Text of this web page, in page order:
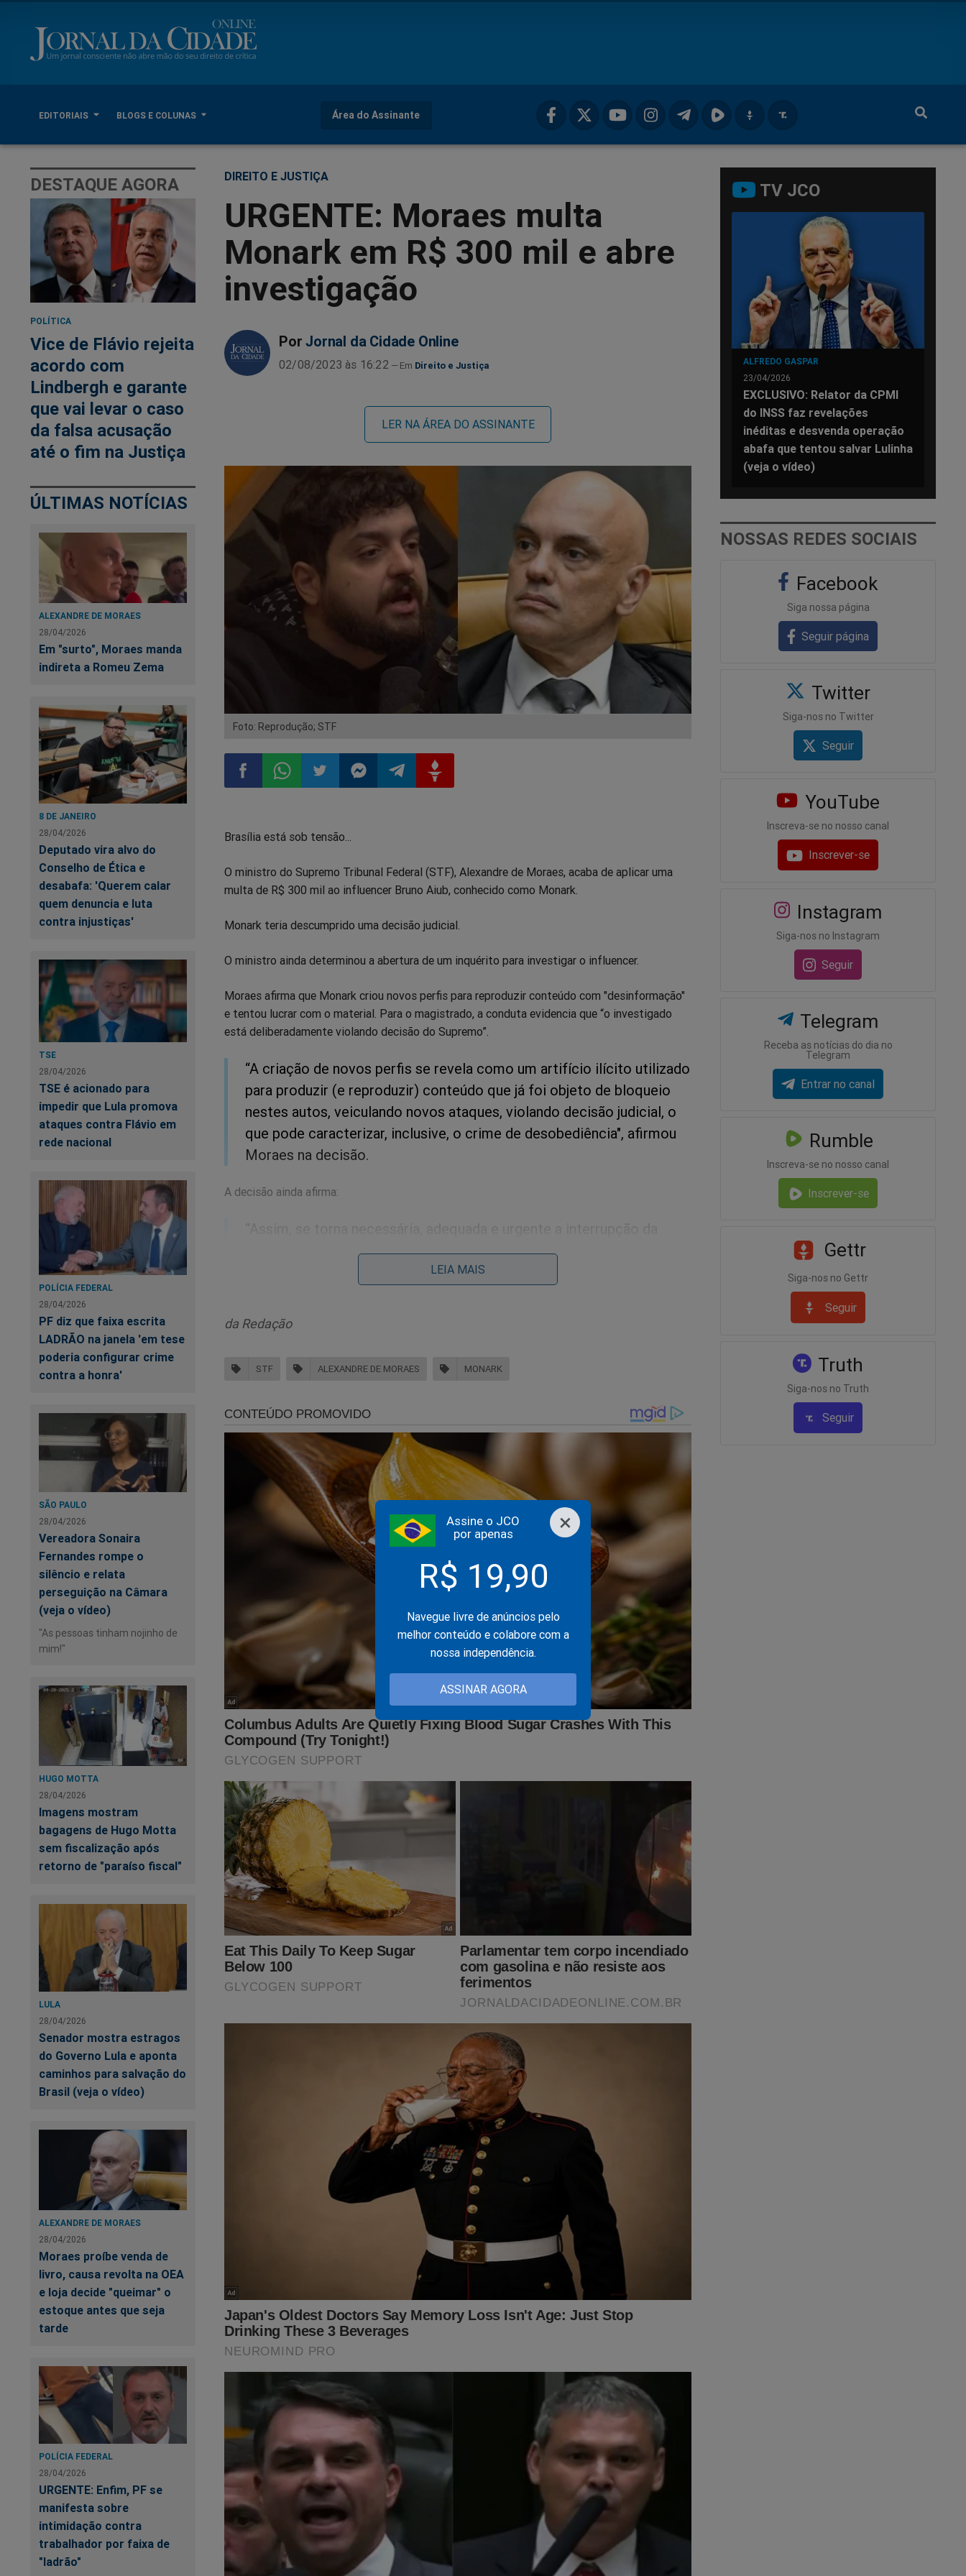
EDITORIAIS BLOGS E COLUNAS Área do Assinante
×
Assine o JCO
por apenas
R$ 19,90
Navegue livre de anúncios pelo
melhor conteúdo e colabore com a
nossa independência.
ASSINAR AGORA
DESTAQUE AGORA
POLÍTICA
Vice de Flávio rejeita
acordo com
Lindbergh e garante
que vai levar o caso
da falsa acusação
até o fim na Justiça
ÚLTIMAS NOTÍCIAS
ALEXANDRE DE MORAES
28/04/2026
Em "surto", Moraes manda
indireta a Romeu Zema
8 DE JANEIRO
28/04/2026
Deputado vira alvo do
Conselho de Ética e
desabafa: 'Querem calar
quem denuncia e luta
contra injustiças'
TSE
28/04/2026
TSE é acionado para
impedir que Lula promova
ataques contra Flávio em
rede nacional
POLÍCIA FEDERAL
28/04/2026
PF diz que faixa escrita
LADRÃO na janela 'em tese
poderia configurar crime
contra a honra'
SÃO PAULO
28/04/2026
Vereadora Sonaira
Fernandes rompe o
silêncio e relata
perseguição na Câmara
(veja o vídeo)
"As pessoas tinham nojinho de
mim!"
HUGO MOTTA
28/04/2026
Imagens mostram
bagagens de Hugo Motta
sem fiscalização após
retorno de "paraíso fiscal"
LULA
28/04/2026
Senador mostra estragos
do Governo Lula e aponta
caminhos para salvação do
Brasil (veja o vídeo)
ALEXANDRE DE MORAES
28/04/2026
Moraes proíbe venda de
livro, causa revolta na OEA
e loja decide "queimar" o
estoque antes que seja
tarde
POLÍCIA FEDERAL
28/04/2026
URGENTE: Enfim, PF se
manifesta sobre
intimidação contra
trabalhador por faixa de
"ladrão"
DIREITO E JUSTIÇA
URGENTE: Moraes multa
Monark em R$ 300 mil e abre
investigação
Por Jornal da Cidade Online
02/08/2023 às 16:22 Direito e Justiça
LER NA ÁREA DO ASSINANTE
Foto: Reprodução; STF
no
Facebook
no
Whatsapp
no
Twitter
no
Messenger
Telegram
Gettr
Brasília está sob tensão...
O ministro do Supremo Tribunal Federal (STF), Alexandre de Moraes, acaba de aplicar uma
multa de R$ 300 mil ao influencer Bruno Aiub, conhecido como Monark.
Monark teria descumprido uma decisão judicial.
O ministro ainda determinou a abertura de um inquérito para investigar o influencer.
Moraes afirma que Monark criou novos perfis para reproduzir conteúdo com "desinformação"
e tentou lucrar com o material. Para o magistrado, a conduta evidencia que “o investigado
está deliberadamente violando decisão do Supremo”.
“A criação de novos perfis se revela como um artifício ilícito utilizado
para produzir (e reproduzir) conteúdo que já foi objeto de bloqueio
nestes autos, veiculando novos ataques, violando decisão judicial, o
que pode caracterizar, inclusive, o crime de desobediência", afirmou
Moraes na decisão.
A decisão ainda afirma:
propagação dos discursos com conteúdo de ódio, subversão da
ordem e incentivo à quebra da normalidade institucional e
sociais, com objetivo de interromper a lesão ou ameaça a direito.”
e perfis utilizados pelo influencer em diversas plataformas.
Ele será investigado pelo crime de desobediência a decisão judicial sobre perda ou suspensão
de direito.
Diante da absurda perseguição a Bolsonaro, conteúdo revelador é
exposto e promete atormentar o “sistema”
Uma pergunta importante: Você acha que o Jornal da Cidade Online está com muita
publicidade?
Se a resposta foi “sim”, com certeza você ainda não é nosso assinante. Assinando o JCO você
tem a opção de receber todo o nosso conteúdo sem nenhuma publicidade.
E assim você terá a possibilidade de uma leitura mais aprazível e estará apoiando o JCO na
nossa luta para desmascarar a velha mídia.
Temos excelentes opções para você! Com apenas R$ 11,99 mensais você será nosso soldado
na guerra contra a censura e terá acesso aos conteúdos exclusivos da Revista A Verdade.
Clique no link abaixo:
https://assinante.jornaldacidadeonline.com.br/apresentacao
Outra maneira de apoiar o JCO é comprando o livro"O Fantasma do Alvorada - A Volta à
está disponível no nosso parceiro Shopping Conservador:
LEIA MAIS
da Redação
STF ALEXANDRE DE MORAES MONARK
TV JCO
ALFREDO GASPAR
23/04/2026
EXCLUSIVO: Relator da CPMI
do INSS faz revelações
inéditas e desvenda operação
abafa que tentou salvar Lulinha
(veja o vídeo)
NOSSAS REDES SOCIAIS
Facebook
Siga nossa página
Seguir página
Twitter
Siga-nos no Twitter
Seguir
YouTube
Inscreva-se no nosso canal
Inscrever-se
Instagram
Siga-nos no Instagram
Seguir
Telegram
Receba as notícias do dia no
Telegram
Entrar no canal
Rumble
Inscreva-se no nosso canal
Inscrever-se
Gettr
Siga-nos no Gettr
Seguir
Truth
Siga-nos no Truth
Seguir